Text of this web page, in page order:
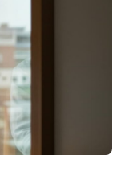
パートナ